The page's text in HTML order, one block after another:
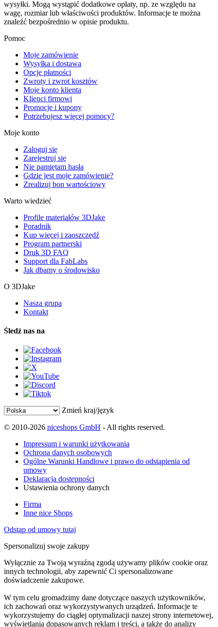
wysyłki. Mogą wystąpić dodatkowe opłaty, np. ze względu na
wagę, rozmiar lub właściwości produktów. Informacje te można
znaleźć bezpośrednio w opisie produktu.
Pomoc
Moje zamówienie
Wysyłka i dostawa
Opcje płatności
Zwroty i zwrot kosztów
Moje konto klienta
Klienci firmowi
Promocje i kupony
Potrzebujesz więcej pomocy?
Moje konto
Zaloguj się
Zarejestruj się
Nie pamiętam hasła
Gdzie jest moje zamówienie?
Zrealizuj bon wartościowy
Warto wiedzieć
Profile materiałów 3DJake
Poradnik
Kup więcej i zaoszczędź
Program partnerski
Druk 3D FAQ
Support dla FabLabs
Jak dbamy o środowisko
O 3DJake
Nasza grupa
Kontakt
Śledź nas na
Zmień kraj/język
© 2010-2026 niceshops GmbH - All rights reserved.
Impressum i warunki użytkowania
Ochrona danych osobowych
Ogólne Warunki Handlowe i prawo do odstąpienia od
umowy
Deklaracja dostępności
Ustawienia ochrony danych
Firma
Inne nice Shops
Odstąp od umowy tutaj
Spersonalizuj swoje zakupy
Wyłącznie za Twoją wyraźną zgodą używamy plików cookie oraz
innych technologii, aby zapewnić Ci spersonalizowane
doświadczenie zakupowe.
W tym celu gromadzimy dane dotyczące naszych użytkowników,
ich zachowań oraz wykorzystywanych urządzeń. Informacje te
wykorzystujemy do ciągłej optymalizacji naszej strony internetowej,
wyświetlania dopasowanych reklam i treści, a także do analizy